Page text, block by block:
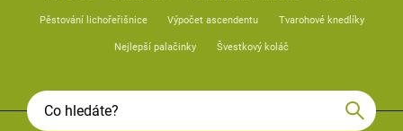
Pěstování lichořeřišnice Výpočet ascendentu Tvarohové knedlíky
Nejlepší palačinky Švestkový koláč